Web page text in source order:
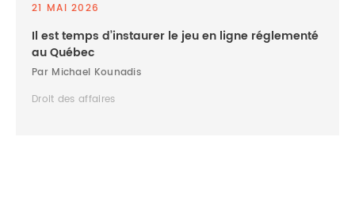
21 MAI 2026
Il est temps d’instaurer le jeu en ligne réglementé
au Québec
Par Michael Kounadis
Droit des affaires